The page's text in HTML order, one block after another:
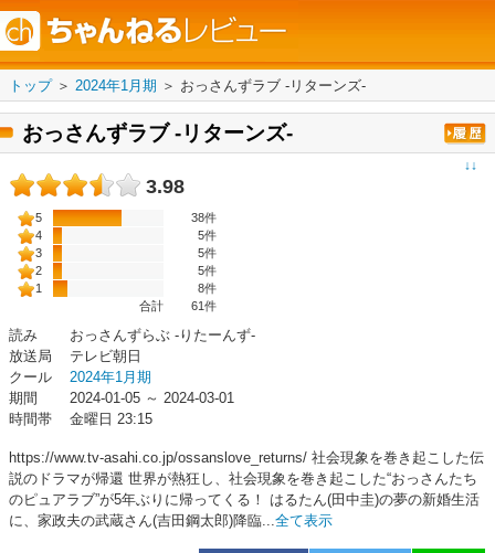
トップ＞ 2024年1月期 ＞ おっさんずラブ -リターンズ-
おっさんずラブ -リターンズ-
↓↓
3.98
5
38件
4
5件
3
5件
2
5件
1
8件
合計
61件
読み
おっさんずらぶ -りたーんず-
放送局
テレビ朝日
クール
2024年1月期
期間
2024-01-05 ～ 2024-03-01
時間帯
金曜日 23:15
https://www.tv-asahi.co.jp/ossanslove_returns/ 社会現象を巻き起こした伝
説のドラマが帰還 世界が熱狂し、社会現象を巻き起こした“おっさんたち
のピュアラブ”が5年ぶりに帰ってくる！ はるたん(田中圭)の夢の新婚生活
に、家政夫の武蔵さん(吉田鋼太郎)降臨...全て表示